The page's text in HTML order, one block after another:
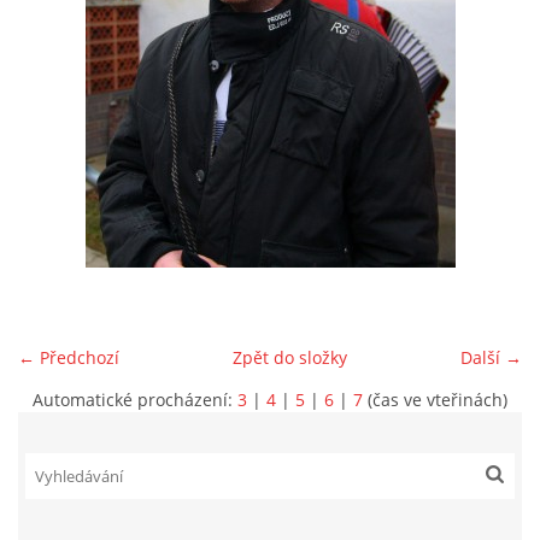
VIDEA Z DRONU
STREET ART
"KNIHOBUDKY"
ČASOSBĚRY - CHRÁŠŤANY
E-KNIHY DO KAŽDÉ KNIHOVNY
GRANTY A DOTACE
← Předchozí Další →
Zpět do složky
Automatické procházení: 3 | 4 | 5 | 6 | 7 (čas ve vteřinách)